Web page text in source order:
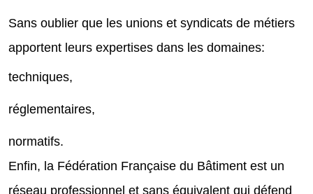
Sans oublier que les unions et syndicats de métiers
apportent leurs expertises dans les domaines:
techniques,
réglementaires,
normatifs.
Enfin, la Fédération Française du Bâtiment est un
réseau professionnel et sans équivalent qui défend